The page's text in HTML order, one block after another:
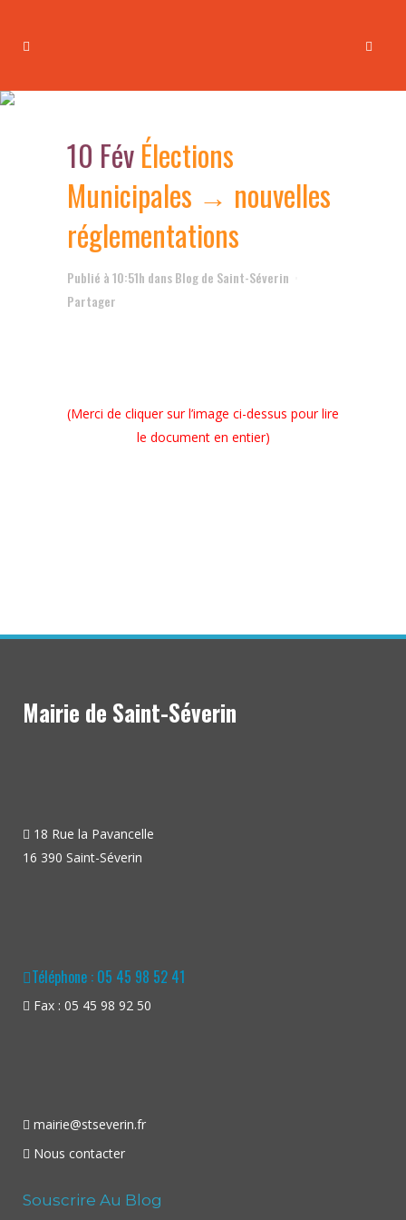
10 FévÉlections
Municipales → nouvelles
réglementations
Publié à 10:51h dansBlog de Saint-Séverin
Partager
(Merci de cliquer sur l’image ci-dessus pour lire
le document en entier)
Mairie de Saint-Séverin
18 Rue la Pavancelle
16 390 Saint-Séverin
Téléphone : 05 45 98 52 41
Fax : 05 45 98 92 50
mairie@stseverin.fr
Nous contacter
Souscrire Au Blog